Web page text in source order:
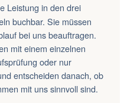
Leistung in den drei
buchbar. Sie müssen
bei uns beauftragen.
mit einem einzelnen
oder nur
entscheiden danach, ob
mit uns sinnvoll sind.